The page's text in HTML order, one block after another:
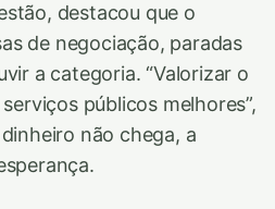
destacou que o
de negociação, paradas
a categoria. “Valorizar o
públicos melhores”,
não chega, a